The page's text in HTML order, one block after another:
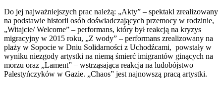
Do jej najważniejszych prac należą: „Akty” – spektakl zrealizowany
na podstawie historii osób doświadczających przemocy w rodzinie,
„Witajcie/ Welcome” – performans, który był reakcją na kryzys
migracyjny w 2015 roku, „Z wody” – performans zrealizowany na
plaży w Sopocie w Dniu Solidarności z Uchodźcami, powstały w
wyniku niezgody artystki na niemą śmierć imigrantów ginących na
morzu oraz „Lament” – wstrząsająca reakcja na ludobójstwo
Palestyńczyków w Gazie. „Chaos” jest najnowszą pracą artystki.